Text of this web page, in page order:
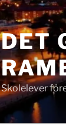
DET
Skolelever